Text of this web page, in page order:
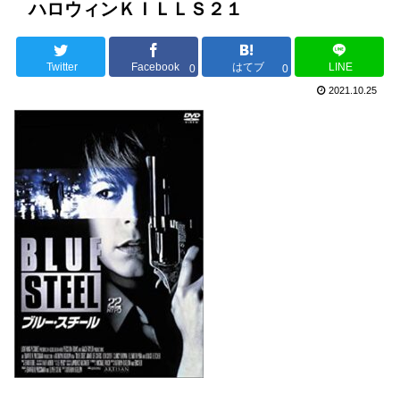
ハロウィンＫＩＬＬＳ２１
Twitter Facebook 0 はてブ 0 LINE
2021.10.25